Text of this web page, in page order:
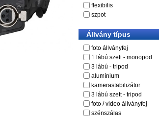
flexibilis
szpot
Állvány típus
foto állványfej
1 lábú szett - monopod
3 lábú - tripod
alumínium
kamerastabilizátor
3 lábú szett - tripod
foto / video állványfej
szénszálas